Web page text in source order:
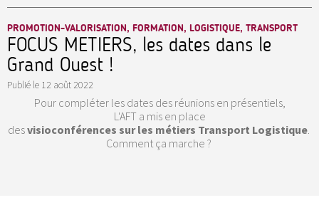
PROMOTION-VALORISATION, FORMATION, LOGISTIQUE, TRANSPORT
FOCUS METIERS, les dates dans le
Grand Ouest !
Publié le 12 août 2022
Pour compléter les dates des réunions en présentiels,
L'AFT a mis en place
desvisioconférences sur les métiers Transport Logistique.
Comment ça marche ?